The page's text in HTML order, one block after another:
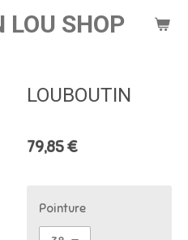
LOU SHOP
LOUBOUTIN
79,85 €
Pointure